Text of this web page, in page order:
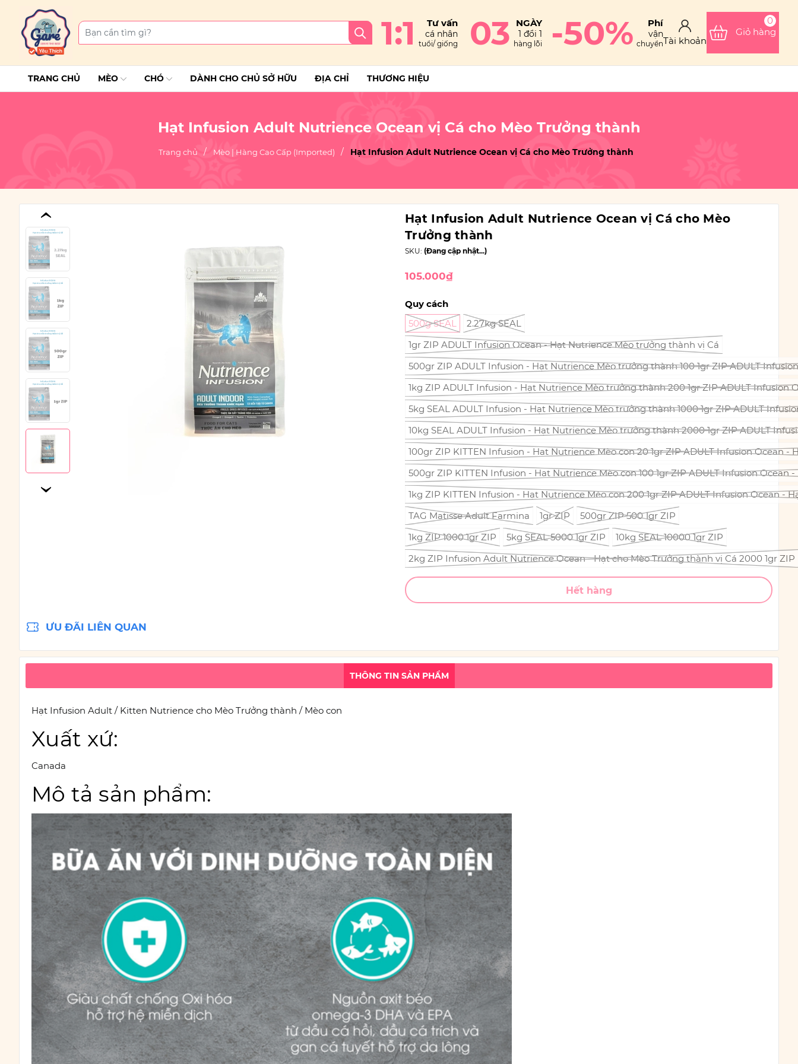
1:1 Tư vấn
cá nhân
tuổi/ giống 03 NGÀY
1 đổi 1
hàng lỗi -50% Phí
vận
chuyểnTài khoản
0
Giỏ hàng
TRANG CHỦ MÈO CHÓ DÀNH CHO CHỦ SỞ HỮU ĐỊA CHỈ THƯƠNG HIỆU
Hạt Infusion Adult Nutrience Ocean vị Cá cho Mèo Trưởng thành
Trang chủ Mèo | Hàng Cao Cấp (Imported) Hạt Infusion Adult Nutrience Ocean vị Cá cho Mèo Trưởng thành
Hạt Infusion Adult Nutrience Ocean vị Cá cho Mèo
Trưởng thành
SKU: (Đang cập nhật...)
105.000₫
Quy cách
500g SEAL
2.27kg SEAL
1gr ZIP ADULT Infusion Ocean - Hạt Nutrience Mèo trưởng thành vị Cá
500gr ZIP ADULT Infusion - Hạt Nutrience Mèo trưởng thành 100 1gr ZIP ADULT
1kg ZIP ADULT Infusion - Hạt Nutrience Mèo trưởng thành 200 1gr ZIP ADULT
5kg SEAL ADULT Infusion - Hạt Nutrience Mèo trưởng thành 1000 1gr ZIP ADULT
10kg SEAL ADULT Infusion - Hạt Nutrience Mèo trưởng thành 2000 1gr ZIP ADULT
100gr ZIP KITTEN Infusion - Hạt Nutrience Mèo con 20 1gr ZIP ADULT Infusion Ocean
500gr ZIP KITTEN Infusion - Hạt Nutrience Mèo con 100 1gr ZIP ADULT Infusion
1kg ZIP KITTEN Infusion - Hạt Nutrience Mèo con 200 1gr ZIP ADULT Infusion Ocean -
TAG Matisse Adult Farmina
1gr ZIP
500gr ZIP 500 1gr ZIP
1kg ZIP 1000 1gr ZIP
5kg SEAL 5000 1gr ZIP
10kg SEAL 10000 1gr ZIP
2kg ZIP Infusion Adult Nutrience Ocean - Hạt cho Mèo Trưởng thành vị Cá 2000 1gr ZIP
Hết hàng
ƯU ĐÃI LIÊN QUAN
THÔNG TIN SẢN PHẨM
Hạt Infusion Adult / Kitten Nutrience cho Mèo Trưởng thành / Mèo con
Xuất xứ:
Canada
Mô tả sản phẩm: